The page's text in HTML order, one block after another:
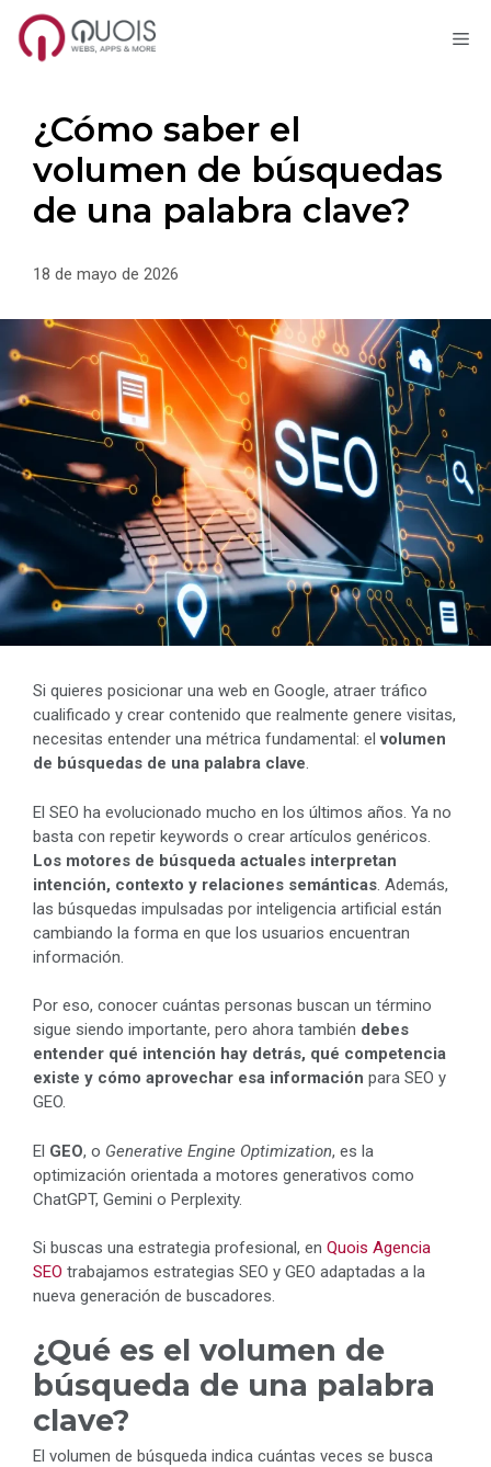
Saltar
contenido¿Cómo saber el
volumen de búsquedas
de una palabra clave?
18 de mayo de 2026
Si quieres posicionar una web en Google, atraer tráfico
cualificado y crear contenido que realmente genere visitas,
necesitas entender una métrica fundamental: elvolumen
de búsquedas de una palabra clave.
El SEO ha evolucionado mucho en los últimos años. Ya no
basta con repetir keywords o crear artículos genéricos.
Los motores de búsqueda actuales interpretan
intención, contexto y relaciones semánticas. Además,
las búsquedas impulsadas por inteligencia artificial están
cambiando la forma en que los usuarios encuentran
información.
Por eso, conocer cuántas personas buscan un término
sigue siendo importante, pero ahora también debes
entender qué intención hay detrás, qué competencia
existe y cómo aprovechar esa información para SEO y
GEO.
El GEO, o Generative Engine Optimization, es la
optimización orientada a motores generativos como
ChatGPT, Gemini o Perplexity.
Si buscas una estrategia profesional, en Quois Agencia
SEO trabajamos estrategias SEO y GEO adaptadas a la
nueva generación de buscadores.
¿Qué es el volumen de
búsqueda de una palabra
clave?
El volumen de búsqueda indica cuántas veces se busca